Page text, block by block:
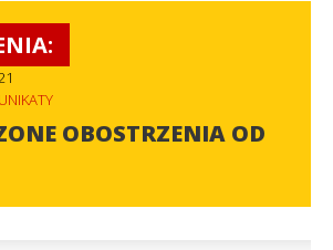
OBOSTRZENIA OD